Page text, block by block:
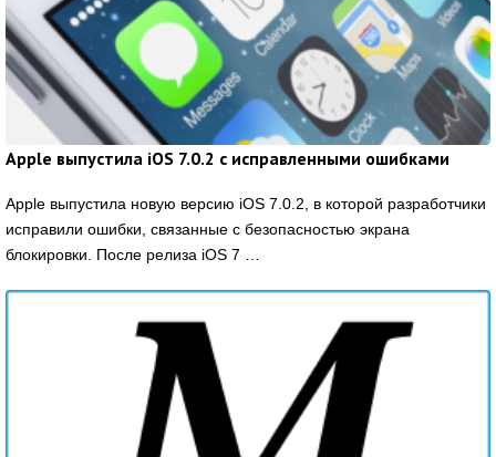
Apple выпустила iOS 7.0.2 с исправленными ошибками
Apple выпустила новую версию iOS 7.0.2, в которой разработчики
исправили ошибки, связанные с безопасностью экрана
блокировки. После релиза iOS 7 …